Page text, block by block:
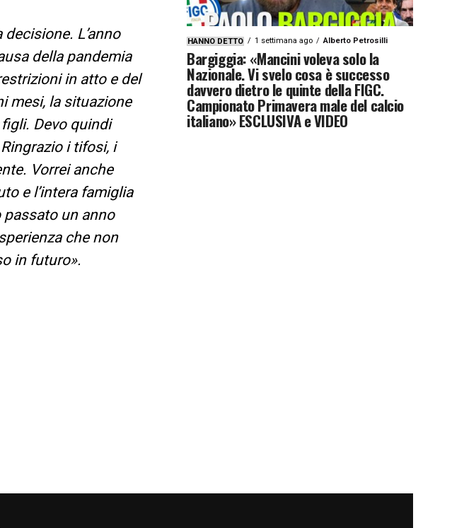
L’anno
della pandemia
in atto e del
mesi, la situazione
Devo quindi
i tifosi, i
Vorrei anche
e l’intera famiglia
un anno
che non
in futuro».
HANNO DETTO 1 settimana ago Alberto Petrosilli
Bargiggia: «Mancini voleva solo la
Nazionale. Vi svelo cosa è successo
davvero dietro le quinte della FIGC.
Campionato Primavera male del calcio
italiano» ESCLUSIVA e VIDEO